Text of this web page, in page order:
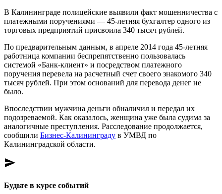
В Калининграде полицейские выявили факт мошенничества с
платежными поручениями — 45-летняя бухгалтер одного из
торговых предприятий присвоила 340 тысяч рублей.
По предварительным данным, в апреле 2014 года 45-летняя
работница компании беспрепятственно пользовалась
системой «Банк-клиент» и посредством платежного
поручения перевела на расчетный счет своего знакомого 340
тысяч рублей. При этом оснований для перевода денег не
было.
Впоследствии мужчина деньги обналичил и передал их
подозреваемой. Как оказалось, женщина уже была судима за
аналогичные преступления. Расследование продолжается,
сообщили Бизнес-Калининграду в УМВД по
Калининградской области.
send
Будьте в курсе событий